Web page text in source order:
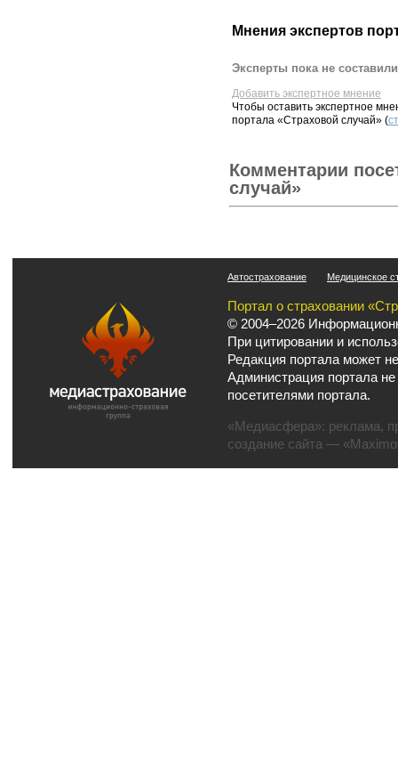
Мнения экспертов
Эксперты пока не
Добавить экспертное мнение
Чтобы оставить экспертное
портала «Страховой случай» (
Комментарии
случай»
Автострахование Медицинское
Портал о страховании
© 2004–2026
При цитировании и
Редакция портала может
Администрация портала
посетителями портала.
«Медиасфера»: реклама,
создание сайта —